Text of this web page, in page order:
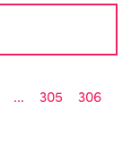
... 305 306